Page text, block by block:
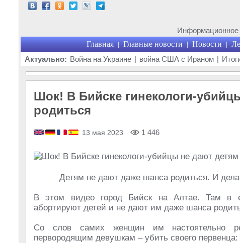
Информационное
Главная | Главные новости | Новости |
Актуально: Война на Украине | война США с Ираном |
Шок! В Бийске гинекологи-
родиться
13 мая 2023 1 446
Детям не дают даже шанса родиться. И
️В этом видео город Бийск на Алтае. Там в
абортируют детей и не дают им даже шанса
Со слов самих женщин им настоятельно
первородящим девушкам – убить своего